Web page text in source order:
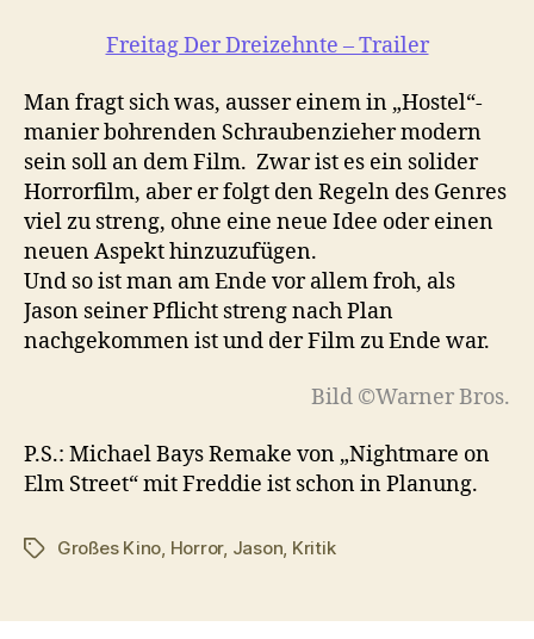
Freitag Der Dreizehnte – Trailer
Man fragt sich was, ausser einem in „Hostel“-
manier bohrenden Schraubenzieher modern
sein soll an dem Film. Zwar ist es ein solider
Horrorfilm, aber er folgt den Regeln des Genres
viel zu streng, ohne eine neue Idee oder einen
neuen Aspekt hinzuzufügen.
Und so ist man am Ende vor allem froh, als
Jason seiner Pflicht streng nach Plan
nachgekommen ist und der Film zu Ende war.
Bild ©Warner Bros.
P.S.: Michael Bays Remake von „Nightmare on
Elm Street“ mit Freddie ist schon in Planung.
Schlagwörter
Großes Kino, Horror, Jason, Kritik